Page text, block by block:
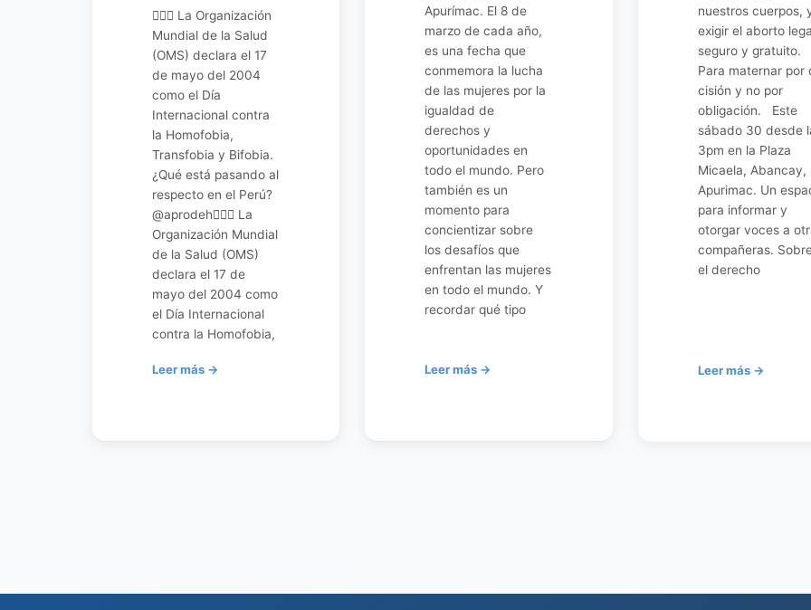
🏳‍🌈📣 La Organización
Mundial de la Salud
(OMS) declara el 17
de mayo del 2004
como el Día
Internacional contra
la Homofobia,
Transfobia y Bifobia.
¿Qué está pasando al
respecto en el Perú?
@aprodeh🏳‍🌈📣 La
Organización Mundial
de la Salud (OMS)
declara el 17 de
mayo del 2004 como
el Día Internacional
contra la Homofobia,
Apurímac. El 8 de
marzo de cada año,
es una fecha que
conmemora la lucha
de las mujeres por la
igualdad de
derechos y
oportunidades en
todo el mundo. Pero
también es un
momento para
concientizar sobre
los desafíos que
enfrentan las mujeres
en todo el mundo. Y
recordar qué tipo
nuestros cuerpos,
exigir el aborto
seguro y gratuito.
Para maternar por
cisión y no por
obligación. Este
sábado 30 desde
3pm en la Plaza
Micaela, Abancay,
Apurimac. Un
para informar y
otorgar voces a
compañeras.
el derecho